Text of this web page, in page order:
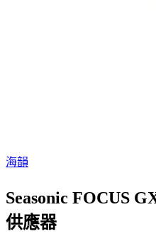
海韻
Seasonic FOCUS
供應器